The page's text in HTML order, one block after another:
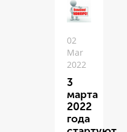
02
Mar
2022
3
марта
2022
года